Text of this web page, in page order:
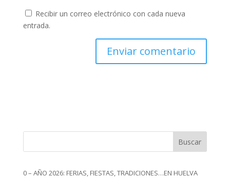
Recibir un correo electrónico con cada nueva
entrada.
Buscar
0 – AÑO 2026: FERIAS, FIESTAS, TRADICIONES…EN HUELVA